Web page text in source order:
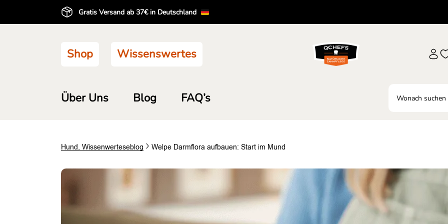
Gratis Versand ab 37€ in Deutschland
Shop Wissenswertes
Über Uns Blog FAQ’s
Hund, Wissenwerteseblog Welpe Darmflora aufbauen: Start im Mund